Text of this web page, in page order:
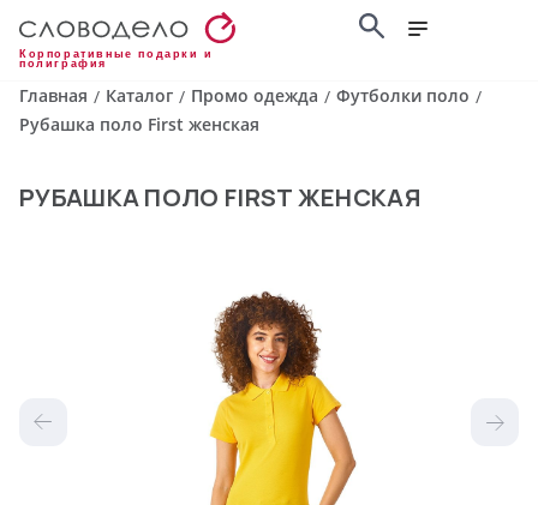
Корпоративные подарки и
полиграфия
Главная / Каталог / Промо одежда / Футболки поло /
Рубашка поло First женская
РУБАШКА ПОЛО FIRST ЖЕНСКАЯ